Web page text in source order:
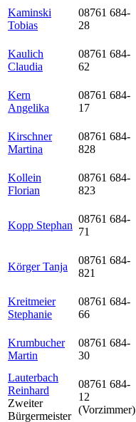
Kaminski
Tobias
08761 684-
28
Kaulich
Claudia
08761 684-
62
Kern
Angelika
08761 684-
17
Kirschner
Martina
08761 684-
828
Kollein
Florian
08761 684-
823
Kopp Stephan
08761 684-
71
Körger Tanja
08761 684-
821
Kreitmeier
Stephanie
08761 684-
66
Krumbucher
Martin
08761 684-
30
Lauterbach
Reinhard
Zweiter
Bürgermeister
08761 684-
12
(Vorzimmer)